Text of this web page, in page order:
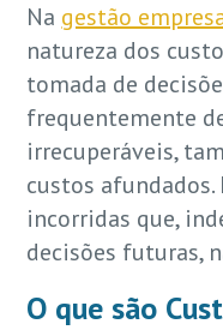
Na gestão
natureza dos
tomada de
frequentemente
irrecuperáveis,
custos afundados.
incorridas que,
decisões futuras,
O que são